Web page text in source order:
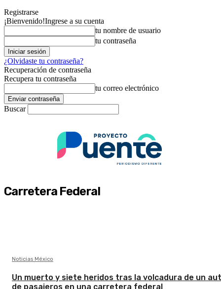
Registrarse
¡Bienvenido!Ingrese a su cuenta
tu nombre de usuario
tu contraseña
¿Olvidaste tu contraseña?
Recuperación de contraseña
Recupera tu contraseña
tu correo electrónico
Buscar
Carretera Federal
Noticias México
Un muerto y siete heridos tras la volcadura de un
de pasajeros en una carretera federal